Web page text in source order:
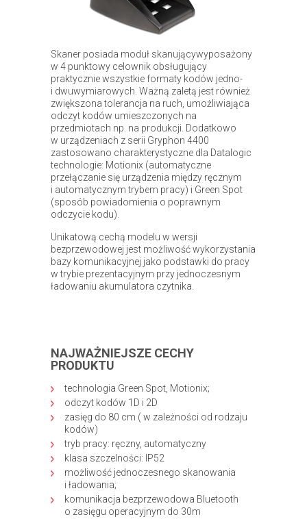
Skaner posiada moduł skanującywyposażony
w 4 punktowy celownik obsługujący
praktycznie wszystkie formaty kodów jedno-
i dwuwymiarowych. Ważną zaletą jest również
zwiększona tolerancja na ruch, umożliwiająca
odczyt kodów umieszczonych na
przedmiotach np. na produkcji. Dodatkowo
w urządzeniach z serii Gryphon 4400
zastosowano charakterystyczne dla Datalogic
technologie: Motionix (automatyczne
przełączanie się urządzenia między ręcznym
i automatycznym trybem pracy) i Green Spot
(sposób powiadomienia o poprawnym
odczycie kodu).
Unikatową cechą modelu w wersji
bezprzewodowej jest możliwość wykorzystania
bazy komunikacyjnej jako podstawki do pracy
w trybie prezentacyjnym przy jednoczesnym
ładowaniu akumulatora czytnika.
NAJWAŻNIEJSZE CECHY
PRODUKTU
technologia Green Spot, Motionix;
odczyt kodów 1D i 2D
zasięg do 80 cm ( w zależności od rodzaju
kodów)
tryb pracy: ręczny, automatyczny
klasa szczelności: IP52
możliwość jednoczesnego skanowania
i ładowania;
komunikacja bezprzewodowa Bluetooth
o zasięgu operacyjnym do 30m